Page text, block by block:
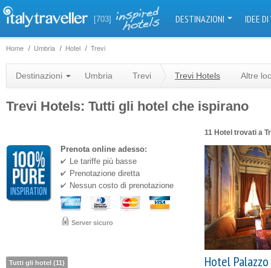
[703] DESTINAZIONI IDEE
Home Umbria Hotel Trevi
Destinazioni Umbria Trevi Trevi Hotels Altre
Trevi Hotels: Tutti gli hotel che ispirano
11 Hotel trovati a
Hotel
Prenota online adesso:
Le tariffe più basse
Prenotazione diretta
Nessun costo di prenotazione
Server sicuro
Tutti gli hotel (11)